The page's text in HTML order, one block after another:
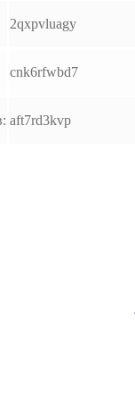
2qxpvluagy
cnk6rfwbd7
aft7rd3kvp